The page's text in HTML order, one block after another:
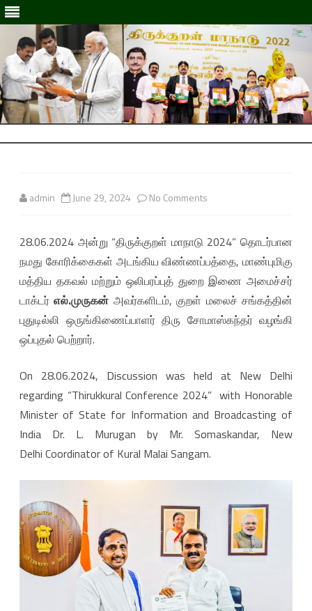
to
admin June 29, 2024 No Comments
2
8
0
2
0
2
று
தி
28.06.2024 அன்று “திருக்குறள் மாநாடு 2024” தொடர்பான
நமது கோரிக்கைகள் அடங்கிய விண்ணப்பத்தை, மாண்புமிகு
மத்திய தகவல் மற்றும் ஒலிபரப்புத் துறை இணை அமைச்சர்
டாக்டர்எல்.முருகன் அவர்களிடம், குறள் மலைச் சங்கத்தின்
புதுடில்லி ஒருங்கிணைப்பாளர் திரு சோமாஸ்கந்தர் வழங்கி
ஒப்புதல் பெற்றார்.
On 28.06.2024, Discussion was held at New Delhi
regarding “Thirukkural Conference 2024” with Honorable
Minister of State for Information and Broadcasting of
India Dr. L. Murugan by Mr. Somaskandar, New
Delhi Coordinator of Kural Malai Sangam.